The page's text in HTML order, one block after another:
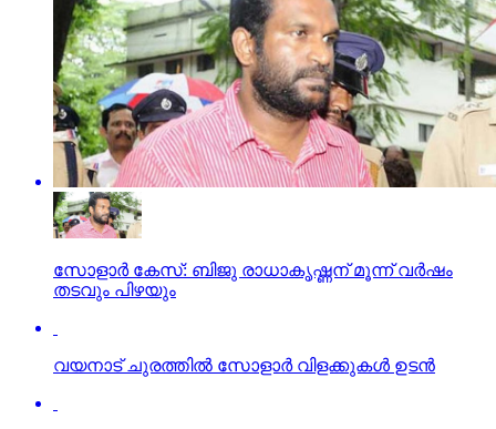
സോളാര്‍ കേസ്: ബിജു രാധാകൃഷ്ണന് മൂന്ന് വര്‍ഷം
തടവും പിഴയും
വയനാട് ചുരത്തില്‍ സോളാര്‍ വിളക്കുകള്‍ ഉടന്‍